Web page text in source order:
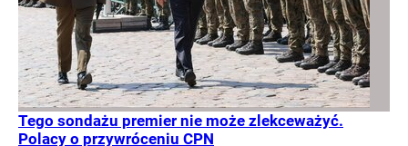
Tego sondażu premier nie może zlekceważyć.
Polacy o przywróceniu CPN